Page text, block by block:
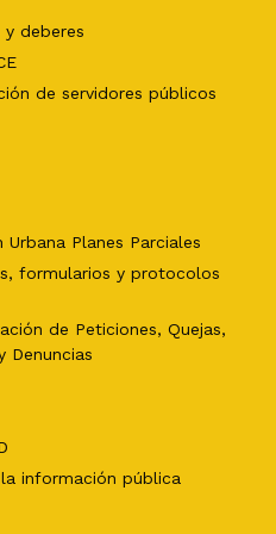
y deberes
de servidores públicos
Planes Parciales
formularios y protocolos
de Peticiones, Quejas,
Denuncias
información pública